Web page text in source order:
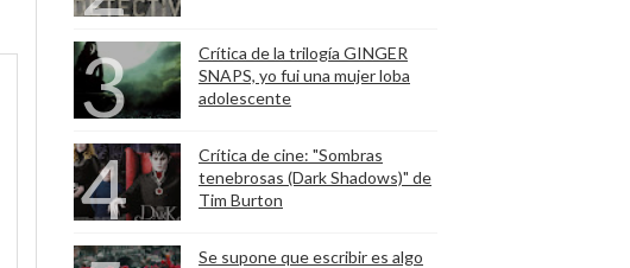
Crítica de la trilogía GINGER
SNAPS, yo fui una mujer loba
adolescente
Crítica de cine: "Sombras
tenebrosas (Dark Shadows)" de
Tim Burton
Se supone que escribir es algo